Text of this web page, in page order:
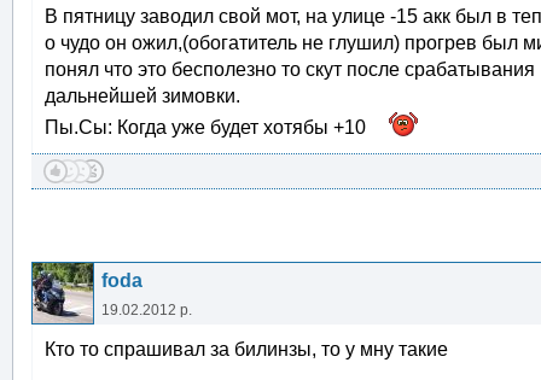
В пятницу заводил свой мот, на улице -15 акк был в
о чудо он ожил,(обогатитель не глушил) прогрев был
понял что это бесполезно то скут после
дальнейшей зимовки.
Пы.Сы: Когда уже будет хотябы +10
foda
19.02.2012 р.
Кто то спрашивал за билинзы, то у мну такие